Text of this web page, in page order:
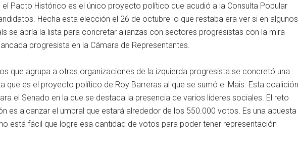
el Pacto Histórico es el único proyecto político que acudió a la Consulta Popular
Hecha esta elección el 26 de octubre lo que restaba era ver si en algunos
se abría la lista para concretar alianzas con sectores progresistas con la mira
progresista en la Cámara de Representantes.
que agrupa a otras organizaciones de la izquierda progresista se concretó una
que es el proyecto político de Roy Barreras al que se sumó el Mais. Esta coalición
el Senado en la que se destaca la presencia de varios líderes sociales. El reto
es alcanzar el umbral que estará alrededor de los 550.000 votos. Es una apuesta
está fácil que logre esa cantidad de votos para poder tener representación